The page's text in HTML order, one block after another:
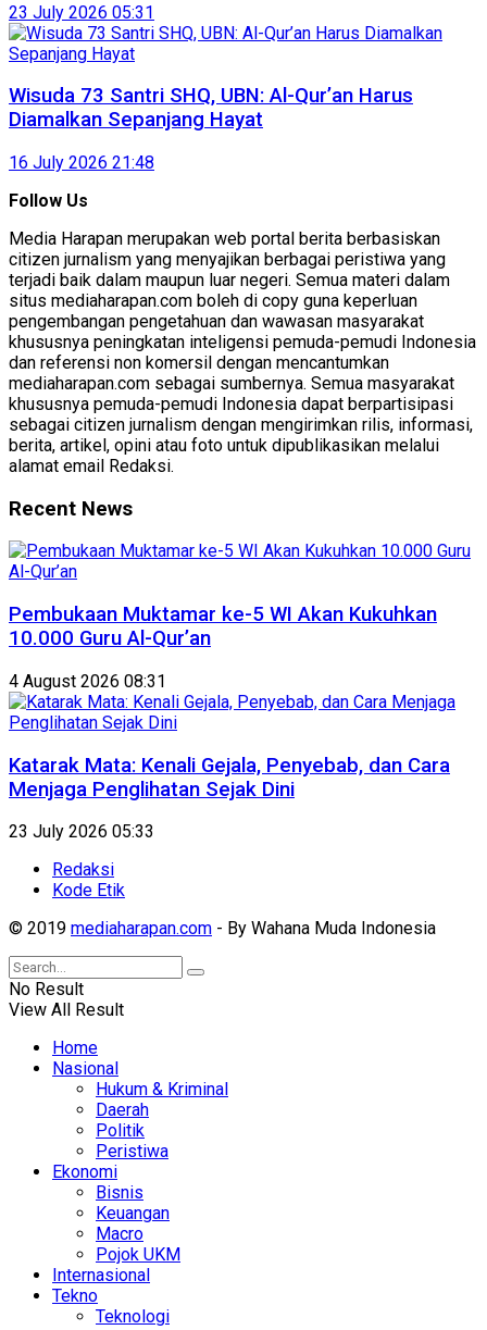
23 July 2026 05:31
Wisuda 73 Santri SHQ, UBN: Al-Qur’an Harus
Diamalkan Sepanjang Hayat
16 July 2026 21:48
Follow Us
Media Harapan merupakan web portal berita berbasiskan
citizen jurnalism yang menyajikan berbagai peristiwa yang
terjadi baik dalam maupun luar negeri. Semua materi dalam
situs mediaharapan.com boleh di copy guna keperluan
pengembangan pengetahuan dan wawasan masyarakat
khususnya peningkatan inteligensi pemuda-pemudi Indonesia
dan referensi non komersil dengan mencantumkan
mediaharapan.com sebagai sumbernya. Semua masyarakat
khususnya pemuda-pemudi Indonesia dapat berpartisipasi
sebagai citizen jurnalism dengan mengirimkan rilis, informasi,
berita, artikel, opini atau foto untuk dipublikasikan melalui
alamat email Redaksi.
Recent News
Pembukaan Muktamar ke-5 WI Akan Kukuhkan
10.000 Guru Al-Qur’an
4 August 2026 08:31
Katarak Mata: Kenali Gejala, Penyebab, dan Cara
Menjaga Penglihatan Sejak Dini
23 July 2026 05:33
Redaksi
Kode Etik
© 2019 mediaharapan.com - By Wahana Muda Indonesia
No Result
View All Result
Home
Nasional
Hukum & Kriminal
Daerah
Politik
Peristiwa
Ekonomi
Bisnis
Keuangan
Macro
Pojok UKM
Internasional
Tekno
Teknologi